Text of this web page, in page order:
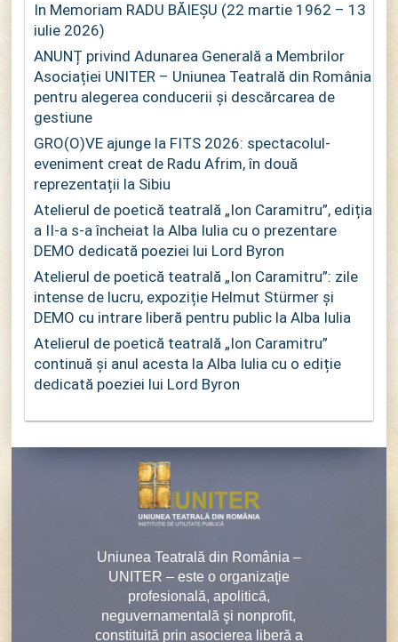
In Memoriam RADU BĂIEȘU (22 martie 1962 – 13
iulie 2026)
ANUNȚ privind Adunarea Generală a Membrilor
Asociației UNITER – Uniunea Teatrală din România
pentru alegerea conducerii și descărcarea de
gestiune
GRO(O)VE ajunge la FITS 2026: spectacolul-
eveniment creat de Radu Afrim, în două
reprezentații la Sibiu
Atelierul de poetică teatrală „Ion Caramitru”, ediția
a II-a s-a încheiat la Alba Iulia cu o prezentare
DEMO dedicată poeziei lui Lord Byron
Atelierul de poetică teatrală „Ion Caramitru”: zile
intense de lucru, expoziție Helmut Stürmer și
DEMO cu intrare liberă pentru public la Alba Iulia
Atelierul de poetică teatrală „Ion Caramitru”
continuă și anul acesta la Alba Iulia cu o ediție
dedicată poeziei lui Lord Byron
Uniunea Teatrală din România –
UNITER – este o organizaţie
profesională, apolitică,
neguvernamentală şi nonprofit,
constituită prin asocierea liberă a